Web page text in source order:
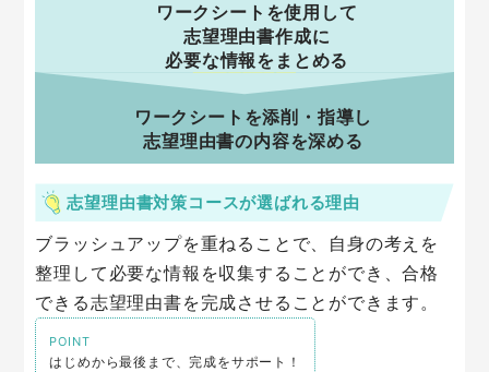
ワークシートを使用して
志望理由書作成に
必要な情報をまとめる
ワークシートを添削・指導し
志望理由書の内容を深める
志望理由書対策コースが選ばれる理由
ブラッシュアップを重ねることで、自身の考えを
整理して必要な情報を収集することができ、合格
できる志望理由書を完成させることができます。
POINT
はじめから最後まで、完成をサポート！